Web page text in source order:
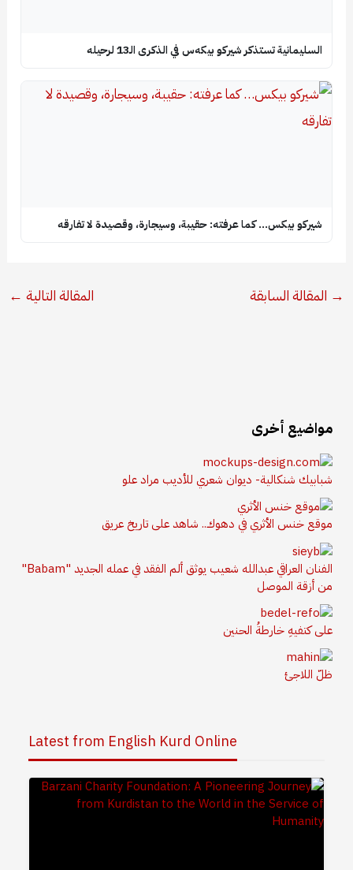
السليمانية تستذكر شيركو بيكه‌س في الذكرى الـ13 لرحيله
شيركو بيكس… كما عرفته: حقيبة، وسيجارة، وقصيدة لا تفارقه
→ المقالة السابقة المقالة التالية ←
مواضيع أخرى
شبابيك شنكالية- ديوان شعري للأديب مراد علو
موقع خنس الأثري في دهوك.. شاهد على تاريخ عريق
الفنان العراقي عبدالله شعيب يوثق ألم الفقد في عمله الجديد "Babam"
من أزقة الموصل
على كتفيهِ خارطةُ الحنين
ظلّ اللاجئ
Latest from English Kurd Online